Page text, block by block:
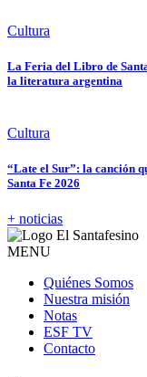
Cultura
La Feria del Libro de
la literatura argentina
Cultura
“Late el Sur”: la canción
Santa Fe 2026
+ noticias
MENU
Quiénes Somos
Nuestra misión
Notas
ESF TV
Contacto